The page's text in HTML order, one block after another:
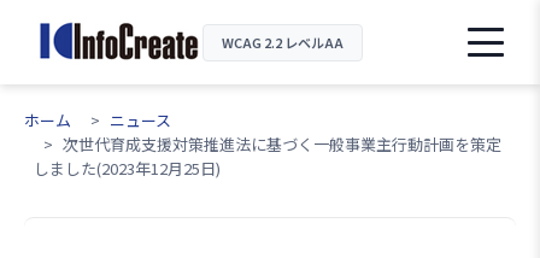
WCAG 2.2 レベルAA
ホーム
ニュース
次世代育成支援対策推進法に基づく一般事業主行動計画を策定
しました(2023年12月25日)